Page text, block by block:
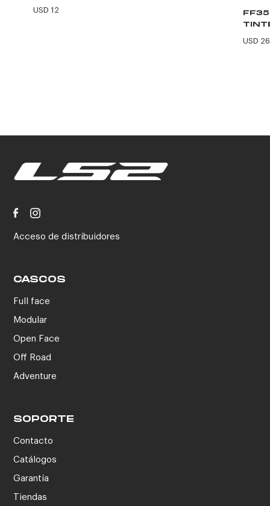
USD 12
USD 26
Acceso de distribuidores
CASCOS
Full face
Modular
Open Face
Off Road
Adventure
SOPORTE
Contacto
Catálogos
Garantía
Tiendas